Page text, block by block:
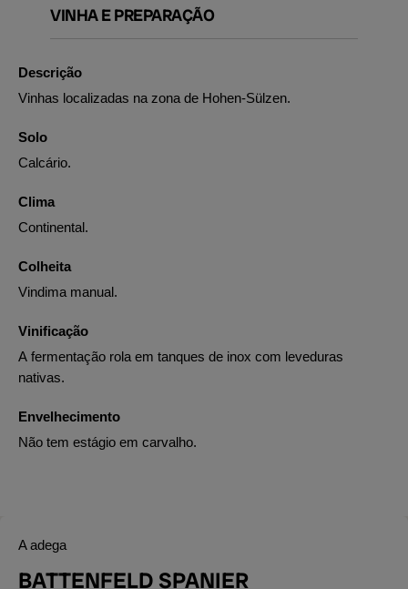
VINHA E PREPARAÇÃO
Descrição
Vinhas localizadas na zona de Hohen-Sülzen.
Solo
Calcário.
Clima
Continental.
Colheita
Vindima manual.
Vinificação
A fermentação rola em tanques de inox com leveduras
nativas.
Envelhecimento
Não tem estágio em carvalho.
A adega
BATTENFELD SPANIER